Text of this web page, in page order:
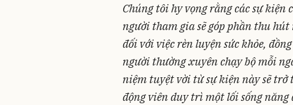
Chúng tôi hy vọng rằng các sự kiện
người tham gia sẽ góp phần thu
đối với việc rèn luyện sức khỏe,
người thường xuyên chạy bộ mỗi
niệm tuyệt vời từ sự kiện này sẽ trở
động viên duy trì một lối sống